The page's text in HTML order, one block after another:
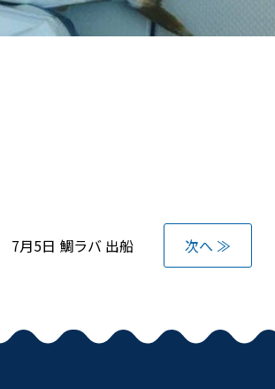
7月5日 鯛ラバ 出船 次へ ≫